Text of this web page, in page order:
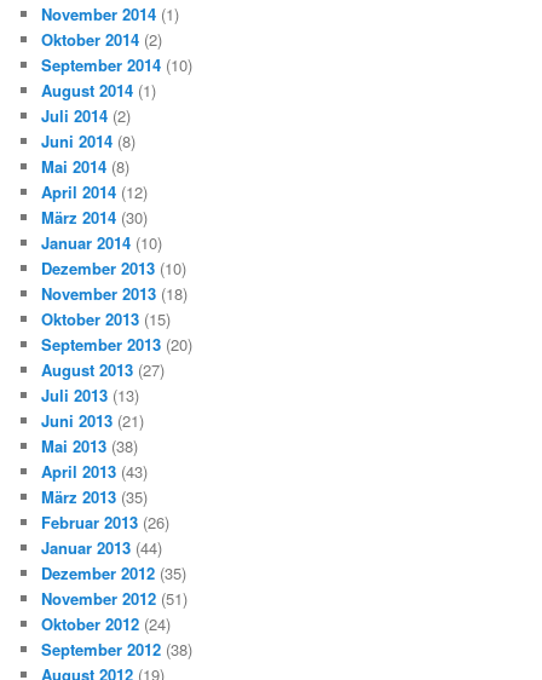
November 2014 (1)
Oktober 2014 (2)
September 2014 (10)
August 2014 (1)
Juli 2014 (2)
Juni 2014 (8)
Mai 2014 (8)
April 2014 (12)
März 2014 (30)
Januar 2014 (10)
Dezember 2013 (10)
November 2013 (18)
Oktober 2013 (15)
September 2013 (20)
August 2013 (27)
Juli 2013 (13)
Juni 2013 (21)
Mai 2013 (38)
April 2013 (43)
März 2013 (35)
Februar 2013 (26)
Januar 2013 (44)
Dezember 2012 (35)
November 2012 (51)
Oktober 2012 (24)
September 2012 (38)
August 2012 (19)